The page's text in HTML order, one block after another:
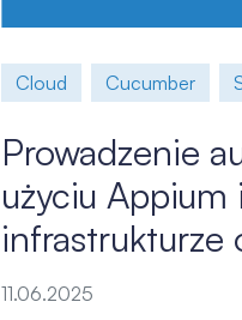
Cloud Cucumber
Prowadzenie
użyciu
infrastrukturze
11.06.2025